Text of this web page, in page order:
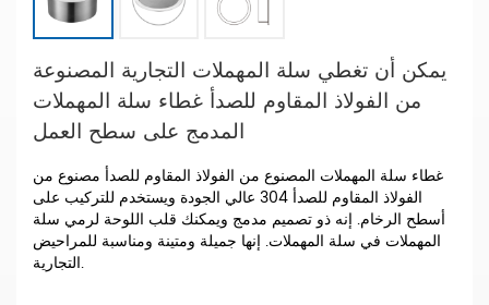
يمكن أن تغطي سلة المهملات التجارية المصنوعة
من الفولاذ المقاوم للصدأ غطاء سلة المهملات
المدمج على سطح العمل
غطاء سلة المهملات المصنوع من الفولاذ المقاوم للصدأ مصنوع من
الفولاذ المقاوم للصدأ 304 عالي الجودة ويستخدم للتركيب على
أسطح الرخام. إنه ذو تصميم مدمج ويمكنك قلب اللوحة لرمي سلة
المهملات في سلة المهملات. إنها جميلة ومتينة ومناسبة للمراحيض
التجارية.